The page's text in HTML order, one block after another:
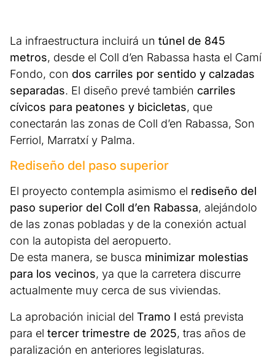
La infraestructura incluirá un túnel de 845
metros, desde el Coll d’en Rabassa hasta el Camí
Fondo, con dos carriles por sentido y calzadas
separadas. El diseño prevé también carriles
cívicos para peatones y bicicletas, que
conectarán las zonas de Coll d’en Rabassa, Son
Ferriol, Marratxí y Palma.
Rediseño del paso superior
El proyecto contempla asimismo el rediseño del
paso superior del Coll d’en Rabassa, alejándolo
de las zonas pobladas y de la conexión actual
con la autopista del aeropuerto.
De esta manera, se busca minimizar molestias
para los vecinos, ya que la carretera discurre
actualmente muy cerca de sus viviendas.
La aprobación inicial del Tramo I está prevista
para el tercer trimestre de 2025, tras años de
paralización en anteriores legislaturas.